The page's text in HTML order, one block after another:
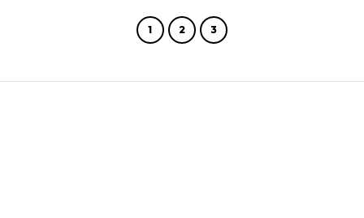
1 2 3